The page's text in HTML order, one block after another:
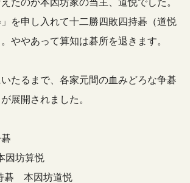
たのが本因坊家の当主、道悦でした。
」を申し入れて十二勝四敗四持碁（道悦
ややあって算知は碁所を退きます。
たるまで、各家元間の血みどろな争碁
展開されました。
坊算悦
碁 本因坊道悦